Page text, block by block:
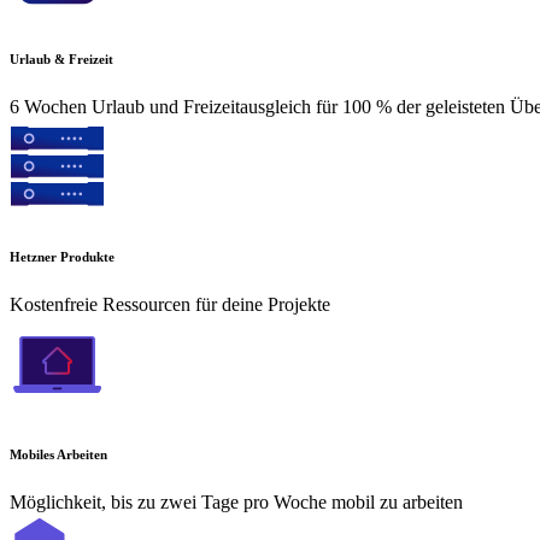
Urlaub & Freizeit
6 Wochen Urlaub und Freizeitausgleich für 100 % der geleisteten
Hetzner Produkte
Kostenfreie Ressourcen für deine Projekte
Mobiles Arbeiten
Möglichkeit, bis zu zwei Tage pro Woche mobil zu arbeiten